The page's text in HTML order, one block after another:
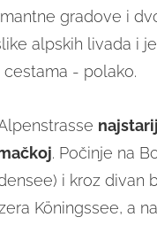
gradove i
alpskih livada i
cestama - polako.
. Počinje na
i kroz divan
Köningssee, a